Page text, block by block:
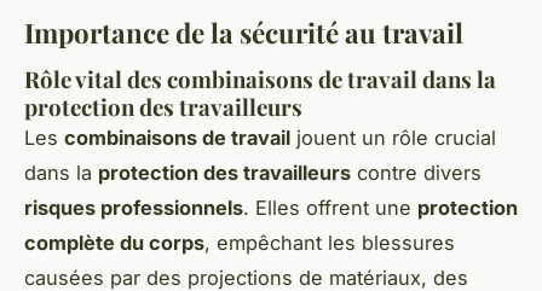
Importance de la sécurité au travail
Rôle vital des combinaisons de travail dans la
protection des travailleurs
Les combinaisons de travail jouent un rôle crucial
dans la protection des travailleurs contre divers
risques professionnels. Elles offrent une protection
complète du corps, empêchant les blessures
causées par des projections de matériaux, des